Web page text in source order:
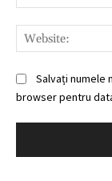
Salvați numele
browser pentru